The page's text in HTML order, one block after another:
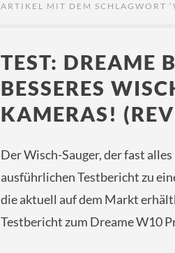
ARTIKEL MIT DEM SCHLAGWORT ‘
TEST: DREAME
BESSERES
KAMERAS!
Der Wisch-Sauger, der fast
ausführlichen Testbericht zu
die aktuell auf dem Markt
Testbericht zum Dreame W10